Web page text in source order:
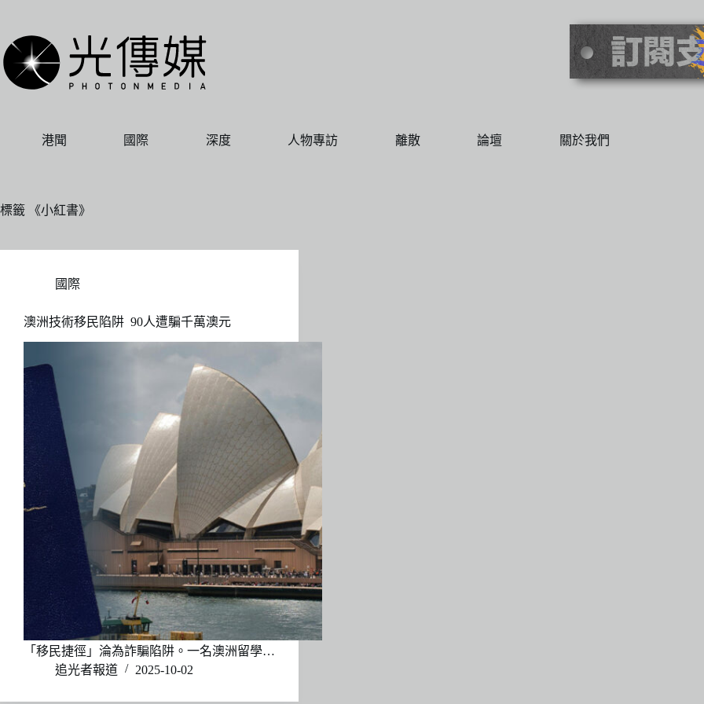
主
要
內
港聞 國際 深度 人物專訪 離散 論壇 關於我們
標籤 《小紅書》
國際
澳洲技術移民陷阱 90人遭騙千萬澳元
「移民捷徑」淪為詐騙陷阱。一名澳洲留學…
追光者報道
2025-10-02